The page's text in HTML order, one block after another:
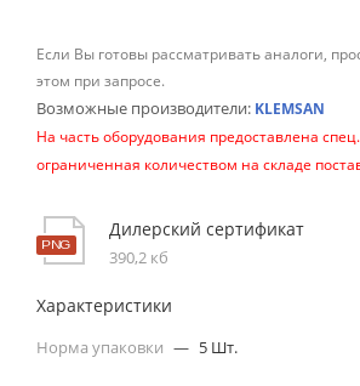
Если Вы готовы рассматривать аналоги,
этом при запросе.
Возможные производители: KLEMSAN
На часть оборудования предоставлена
ограниченная количеством на складе
Дилерский сертификат
390,2 кб
Характеристики
Норма упаковки — 5 Шт.